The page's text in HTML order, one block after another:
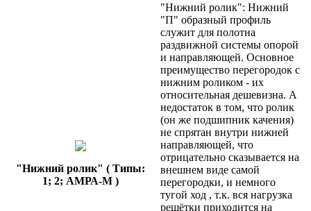
"Нижний ролик" ( Типы:
1; 2; АМРА-М )
"Нижний ролик": Нижний
"П" образный профиль
служит для полотна
раздвижной системы опорой
и направляющей. Основное
преимущество перегородок с
нижним роликом - их
относительная дешевизна. А
недостаток в том, что ролик
(он же подшипник качения)
не спрятан внутри нижней
направляющей, что
отрицательно сказывается на
внешнем виде самой
перегородки, и немного
тугой ход , т.к. вся нагрузка
решётки приходится на